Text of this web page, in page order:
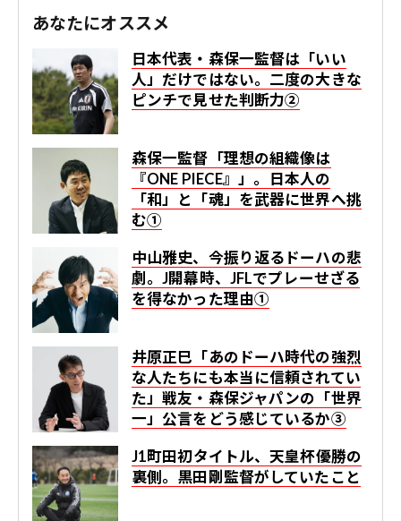
あなたにオススメ
日本代表・森保一監督は「いい
人」だけではない。二度の大きな
ピンチで見せた判断力②
森保一監督「理想の組織像は
『ONE PIECE』」。日本人の
「和」と「魂」を武器に世界へ挑
む①
中山雅史、今振り返るドーハの悲
劇。J開幕時、JFLでプレーせざる
を得なかった理由①
井原正巳「あのドーハ時代の強烈
な人たちにも本当に信頼されてい
た」戦友・森保ジャパンの「世界
一」公言をどう感じているか③
J1町田初タイトル、天皇杯優勝の
裏側。黒田剛監督がしていたこと